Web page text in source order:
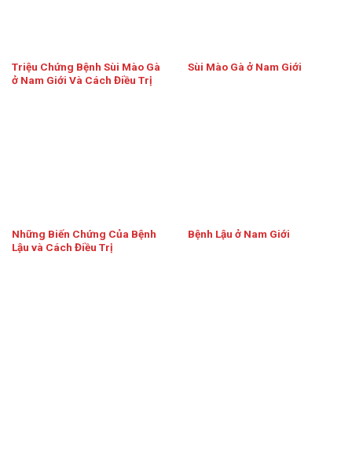
Triệu Chứng Bệnh Sùi Mào Gà
ở Nam Giới Và Cách Điều Trị
Sùi Mào Gà ở Nam Giới
Những Biến Chứng Của Bệnh
Lậu và Cách Điều Trị
Bệnh Lậu ở Nam Giới